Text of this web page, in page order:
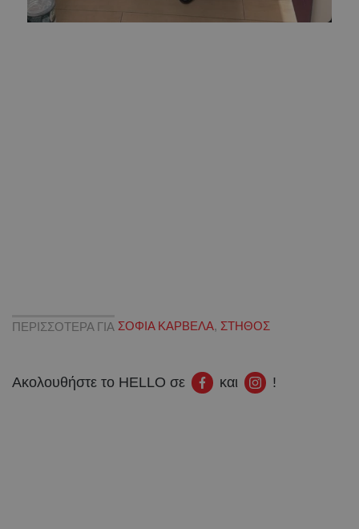
ΠΕΡΙΣΣΟΤΕΡΑ ΓΙΑ ΣΟΦΙΑ ΚΑΡΒΕΛΑ, ΣΤΗΘΟΣ
Ακολουθήστε το HELLO σε και !